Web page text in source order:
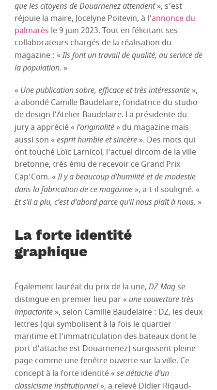
que les citoyens de Douarnenez attendent», s’est
réjouie la maire, Jocelyne Poitevin, à l’annonce du
palmarès le 9 juin 2023. Tout en félicitant ses
collaborateurs chargés de la réalisation du
magazine : «Ils font un travail de qualité, au service de
la population. »
« Une publication sobre, efficace et très intéressante »,
a abondé Camille Baudelaire, fondatrice du studio
de design l’Atelier Baudelaire. La présidente du
jury a apprécié «l’originalité » du magazine mais
aussi son «esprit humble et sincère ». Des mots qui
ont touché Loïc Larnicol, l’actuel dircom de la ville
bretonne, très ému de recevoir ce Grand Prix
Cap’Com. «Il y a beaucoup d’humilité et de modestie
dans la fabrication de ce magazine », a-t-il souligné. «
Et s’il a plu, c’est d’abord parce qu’il nous plaît à nous. »
La forte identité
graphique
Également lauréat du prix de la une, DZ Mag se
distingue en premier lieu par « une couverture très
impactante », selon Camille Baudelaire : DZ, les deux
lettres (qui symbolisent à la fois le quartier
maritime et l’immatriculation des bateaux dont le
port d’attache est Douarnenez) surgissent pleine
page comme une fenêtre ouverte sur la ville. Ce
concept à la forte identité «se détache d’un
classicisme institutionnel», a relevé Didier Rigaud-